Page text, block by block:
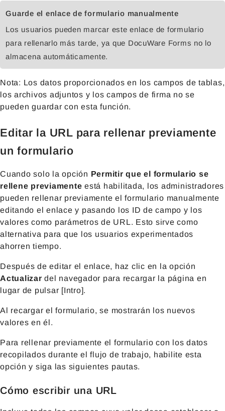
Guarde el enlace de formulario manualmente
Los usuarios pueden marcar este enlace de formulario
para rellenarlo más tarde, ya que DocuWare Forms no lo
almacena automáticamente.
Nota: Los datos proporcionados en los campos de tablas,
los archivos adjuntos y los campos de firma no se
pueden guardar con esta función.
Editar la URL para rellenar previamente
un formulario
Cuando solo la opción Permitir que el formulario se
rellene previamente está habilitada, los administradores
pueden rellenar previamente el formulario manualmente
editando el enlace y pasando los ID de campo y los
valores como parámetros de URL. Esto sirve como
alternativa para que los usuarios experimentados
ahorren tiempo.
Después de editar el enlace, haz clic en la opción
Actualizar del navegador para recargar la página en
lugar de pulsar [Intro].
Al recargar el formulario, se mostrarán los nuevos
valores en él.
Para rellenar previamente el formulario con los datos
recopilados durante el flujo de trabajo, habilite esta
opción y siga las siguientes pautas.
Cómo escribir una URL